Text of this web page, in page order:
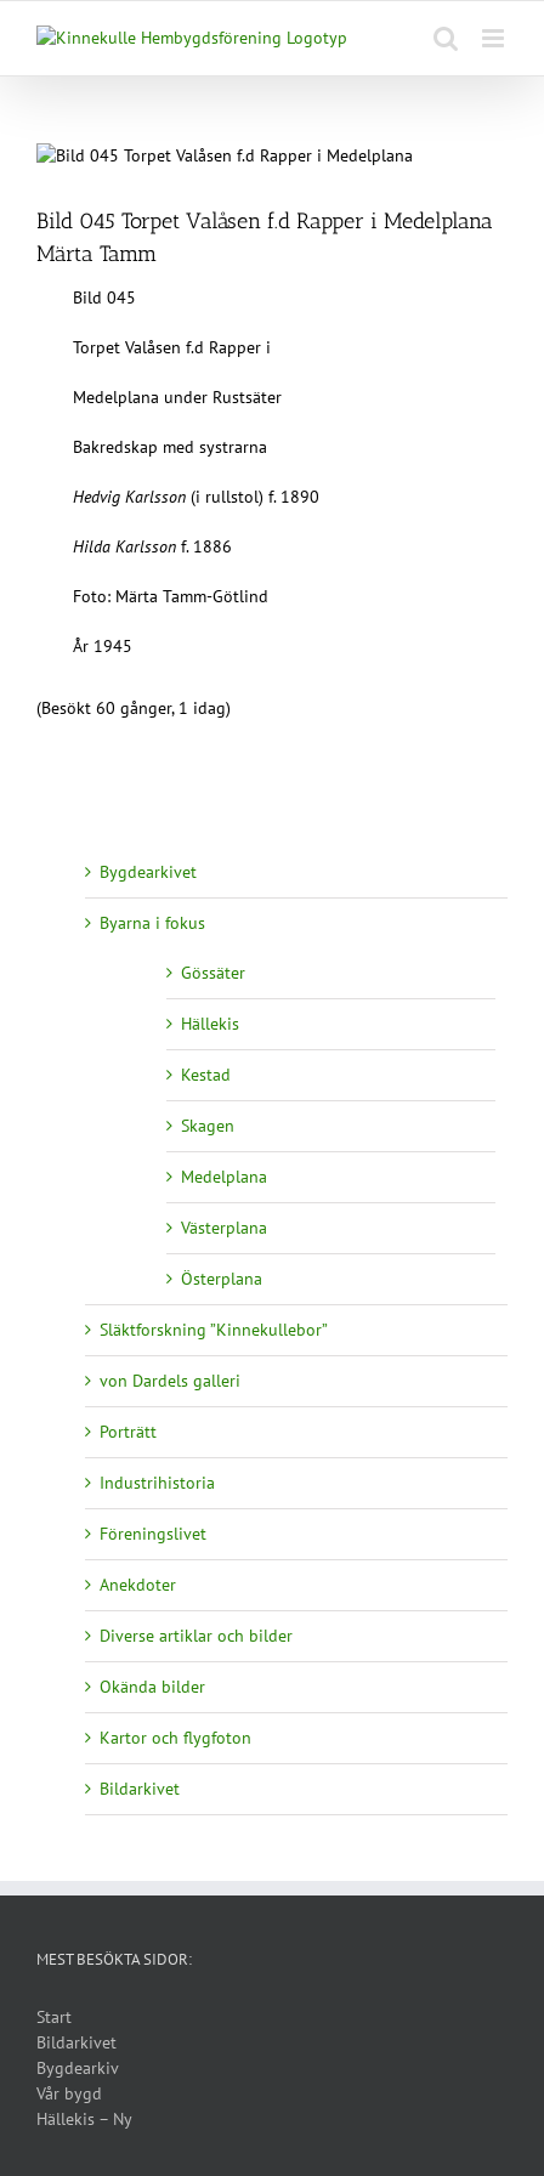
Bild 045 Torpet Valåsen f.d Rapper i Medelplana
Märta Tamm
Bild 045
Torpet Valåsen f.d Rapper i
Medelplana under Rustsäter
Bakredskap med systrarna
Hedvig Karlsson (i rullstol) f. 1890
Hilda Karlsson f. 1886
Foto: Märta Tamm-Götlind
År 1945
(Besökt 60 gånger, 1 idag)
Bygdearkivet
Byarna i fokus
Gössäter
Hällekis
Kestad
Skagen
Medelplana
Västerplana
Österplana
Släktforskning ”Kinnekullebor”
von Dardels galleri
Porträtt
Industrihistoria
Föreningslivet
Anekdoter
Diverse artiklar och bilder
Okända bilder
Kartor och flygfoton
Bildarkivet
MEST BESÖKTA SIDOR:
Start
Bildarkivet
Bygdearkiv
Vår bygd
Hällekis – Ny